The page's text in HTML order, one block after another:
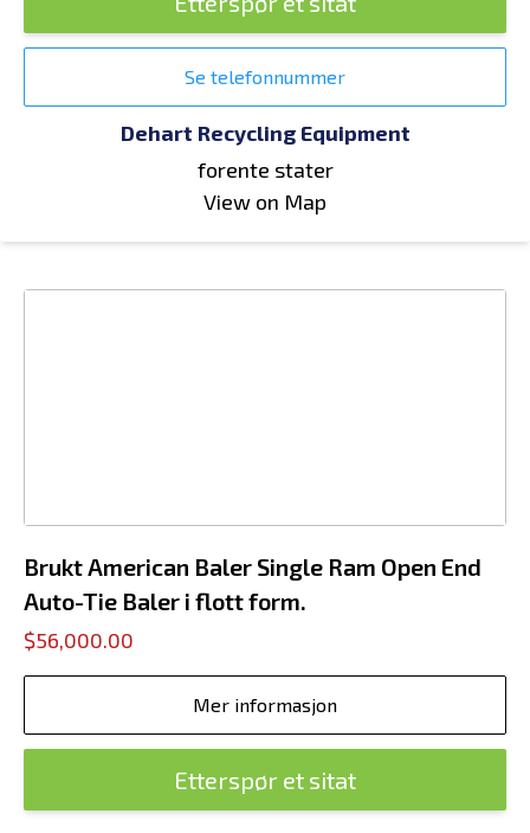
Se telefonnummer
Dehart Recycling Equipment
forente stater
View on Map
Brukt American Baler Single Ram Open End
Auto-Tie Baler i flott form.
$56,000.00
Mer informasjon
Etterspør et sitat